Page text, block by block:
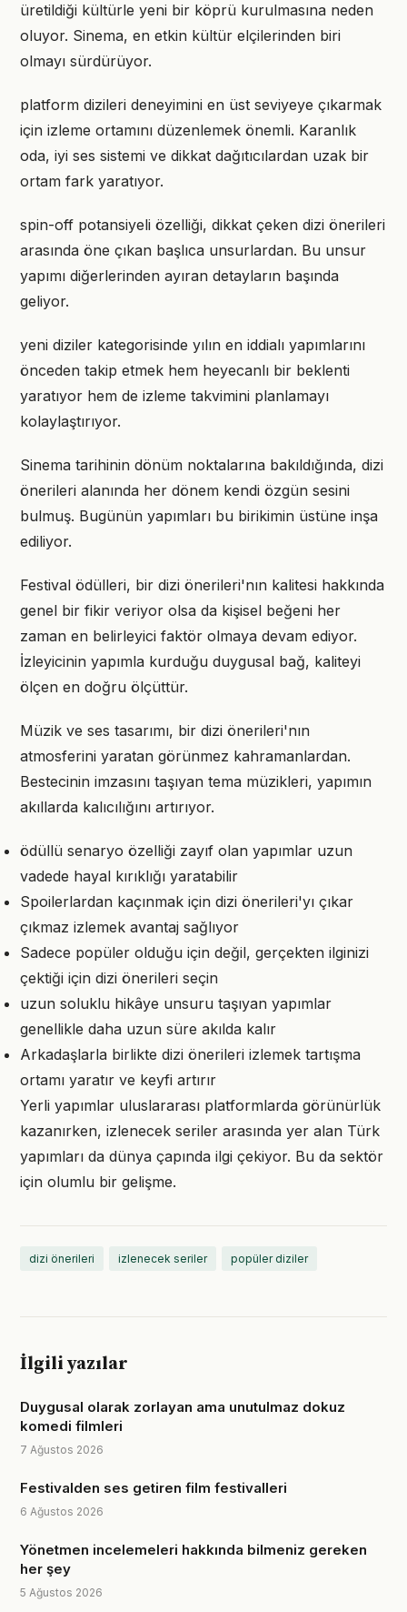
üretildiği kültürle yeni bir köprü kurulmasına neden
oluyor. Sinema, en etkin kültür elçilerinden biri
olmayı sürdürüyor.
platform dizileri deneyimini en üst seviyeye çıkarmak
için izleme ortamını düzenlemek önemli. Karanlık
oda, iyi ses sistemi ve dikkat dağıtıcılardan uzak bir
ortam fark yaratıyor.
spin-off potansiyeli özelliği, dikkat çeken dizi önerileri
arasında öne çıkan başlıca unsurlardan. Bu unsur
yapımı diğerlerinden ayıran detayların başında
geliyor.
yeni diziler kategorisinde yılın en iddialı yapımlarını
önceden takip etmek hem heyecanlı bir beklenti
yaratıyor hem de izleme takvimini planlamayı
kolaylaştırıyor.
Sinema tarihinin dönüm noktalarına bakıldığında, dizi
önerileri alanında her dönem kendi özgün sesini
bulmuş. Bugünün yapımları bu birikimin üstüne inşa
ediliyor.
Festival ödülleri, bir dizi önerileri'nın kalitesi hakkında
genel bir fikir veriyor olsa da kişisel beğeni her
zaman en belirleyici faktör olmaya devam ediyor.
İzleyicinin yapımla kurduğu duygusal bağ, kaliteyi
ölçen en doğru ölçüttür.
Müzik ve ses tasarımı, bir dizi önerileri'nın
atmosferini yaratan görünmez kahramanlardan.
Bestecinin imzasını taşıyan tema müzikleri, yapımın
akıllarda kalıcılığını artırıyor.
ödüllü senaryo özelliği zayıf olan yapımlar uzun
vadede hayal kırıklığı yaratabilir
Spoilerlardan kaçınmak için dizi önerileri'yı çıkar
çıkmaz izlemek avantaj sağlıyor
Sadece popüler olduğu için değil, gerçekten ilginizi
çektiği için dizi önerileri seçin
uzun soluklu hikâye unsuru taşıyan yapımlar
genellikle daha uzun süre akılda kalır
Arkadaşlarla birlikte dizi önerileri izlemek tartışma
ortamı yaratır ve keyfi artırır
Yerli yapımlar uluslararası platformlarda görünürlük
kazanırken, izlenecek seriler arasında yer alan Türk
yapımları da dünya çapında ilgi çekiyor. Bu da sektör
için olumlu bir gelişme.
dizi önerileri izlenecek seriler popüler diziler
İlgili yazılar
Duygusal olarak zorlayan ama unutulmaz dokuz
komedi filmleri
7 Ağustos 2026
Festivalden ses getiren film festivalleri
6 Ağustos 2026
Yönetmen incelemeleri hakkında bilmeniz gereken
her şey
5 Ağustos 2026